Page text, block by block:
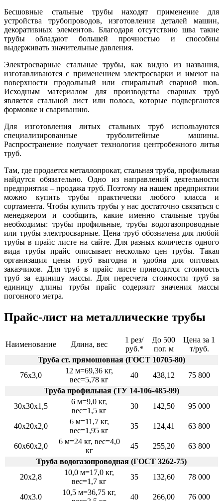
Бесшовные стальные трубы находят применение для
устройства трубопроводов, изготовления деталей машин,
декоративных элементов. Благодаря отсутствию шва такие
трубы обладают большей прочностью и способны
выдерживать значительные давления.
Электросварные стальные трубы, как видно из названия,
изготавливаются с применением электросварки и имеют на
поверхности продольный или спиральный сварной шов.
Исходным материалом для производства сварных труб
является стальной лист или полоса, которые подвергаются
формовке и свариванию.
Для изготовления литых стальных труб используются
специализированные труболитейные машины.
Распространение получает технология центробежного литья
труб.
Там, где продается металлопрокат, стальная труба, профильная
найдутся обязательно. Одно из направлений деятельности
предприятия – продажа труб. Поэтому на нашем предприятии
можно купить трубы практически любого класса и
сортамента. Чтобы купить трубы у нас достаточно связаться с
менеджером и сообщить, какие именно стальные трубы
необходимы: трубы профильные, трубы водогазопроводные
или трубы электросварные. Цена труб обозначена для любой
трубы в прайс листе на сайте. Для разных количеств одного
вида трубы прайс описывает несколько цен трубы. Такая
организация цены труб выгодна и удобна для оптовых
заказчиков. Для труб в прайс листе приводится стоимость
труб за единицу массы. Для пересчета стоимости труб за
единицу длины трубы прайс содержит значения массы
погонного метра.
Прайс-лист на металлические трубы
Наименование Длина, вес
1 рез/
руб.*
До 500
пог. м
Цена за 1
т/руб.
Труба ст. прямошовная (ГОСТ 10705-80)
76х3,0
12 м=69,36 кг,
вес=5,78 кг
40 438,12
75 800
Труба профильная (ТУ 14-106-485-99)
30х30х1,5
6 м=9,0 кг,
вес=1,5 кг
30 142,50 95 000
40х20х2,0
6 м=11,7 кг,
вес=1,95 кг
35 124,41 63 800
60х60х2,0
6 м=24 кг, вес=4,0
кг
45 255,20
63 800
Труба водогазопроводная (ГОСТ 3262-75)
20х2,8
10,0 м=17,0 кг,
вес=1,7 кг
35 132,60 78 000
40х3.0
10,5 м=36,75 кг,
40 266,00 76 000